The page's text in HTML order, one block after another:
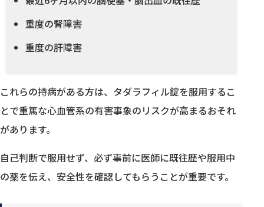
重度の腎障害
重度の肝障害
これらの持病がある方は、タダラフィル錠を服用するこ
とで重篤な心血管系の有害事象のリスクが高まるおそれ
があります。
自己判断で服用せず、必ず事前に医師に既往歴や服用中
の薬を伝え、安全性を確認してもらうことが重要です。